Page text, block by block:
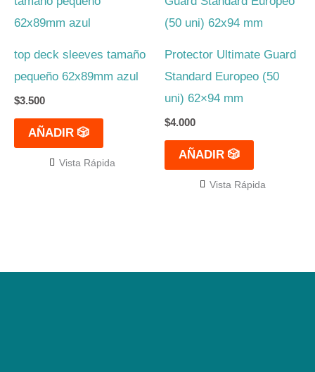
de
top deck sleeves tamaño
pequeño 62x89mm azul
$3.500
AÑADIR 🎲
Vista Rápida
Protector Ultimate Guard
Standard Europeo (50
uni) 62×94 mm
$4.000
AÑADIR 🎲
Vista Rápida